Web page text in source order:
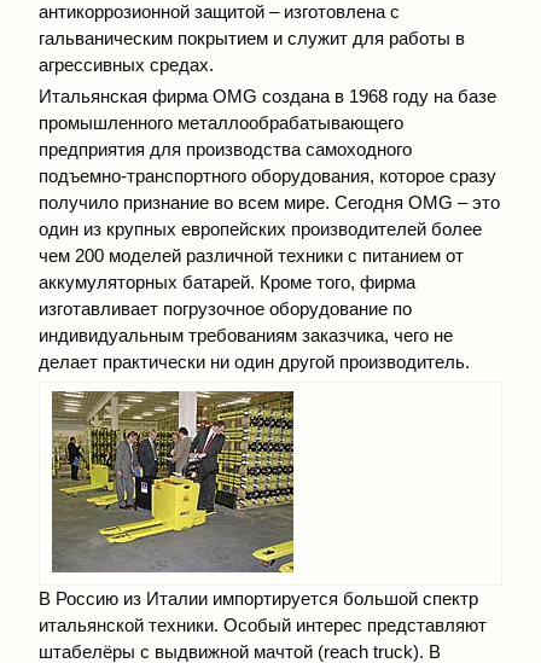
антикоррозионной защитой – изготовлена с
гальваническим покрытием и служит для работы в
агрессивных средах.
Итальянская фирма OMG создана в 1968 году на базе
промышленного металлообрабатывающего
предприятия для производства самоходного
подъемно-транспортного оборудования, которое сразу
получило признание во всем мире. Сегодня OMG – это
один из крупных европейских производителей более
чем 200 моделей различной техники с питанием от
аккумуляторных батарей. Кроме того, фирма
изготавливает погрузочное оборудование по
индивидуальным требованиям заказчика, чего не
делает практически ни один другой производитель.
В Россию из Италии импортируется большой спектр
итальянской техники. Особый интерес представляют
штабелёры с выдвижной мачтой (reach truck). В